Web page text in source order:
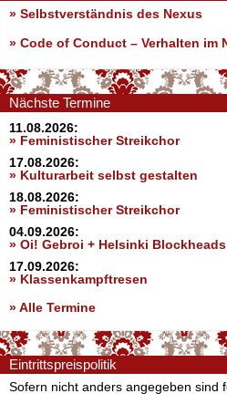
» Selbstverständnis des Nexus
» Code of Conduct – Verhalten im
Nächste Termine
11.08.2026:
» Feministischer Streikchor
17.08.2026:
» Kulturarbeit selbst gestalten
18.08.2026:
» Feministischer Streikchor
04.09.2026:
» Oi! Gebroi + Helsinki Blockheads
17.09.2026:
» Klassenkampftresen
» Alle Termine
Eintrittspreispolitik
Sofern nicht anders angegeben sind